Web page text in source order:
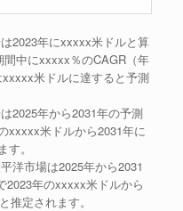
2023年にxxxxx米ドルと算
間中にxxxxx％のCAGR（年
米ドルに達すると予測
2025年から2031年の予測
xxxxx米ドルから2031年に
。
洋市場は2025年から2031
2023年のxxxxx米ドルから
推定されます。